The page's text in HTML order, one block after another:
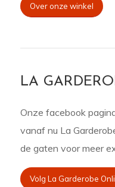
Over onze winkel
LA
Onze facebook
vanaf nu La
de gaten voor meer
Volg La Garderobe